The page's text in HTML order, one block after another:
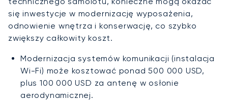
się inwestycje w modernizację wyposażenia,
odnowienie wnętrza i konserwację, co szybko
zwiększy całkowity koszt.
Modernizacja systemów komunikacji (instalacja
Wi-Fi) może kosztować ponad 500 000 USD,
plus 100 000 USD za antenę w osłonie
aerodynamicznej.